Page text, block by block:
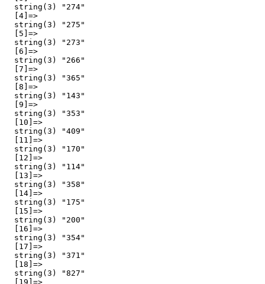
  string(3) "274"
  [4]=>
  string(3) "275"
  [5]=>
  string(3) "273"
  [6]=>
  string(3) "266"
  [7]=>
  string(3) "365"
  [8]=>
  string(3) "143"
  [9]=>
  string(3) "353"
  [10]=>
  string(3) "409"
  [11]=>
  string(3) "170"
  [12]=>
  string(3) "114"
  [13]=>
  string(3) "358"
  [14]=>
  string(3) "175"
  [15]=>
  string(3) "200"
  [16]=>
  string(3) "354"
  [17]=>
  string(3) "371"
  [18]=>
  string(3) "827"
  [19]=>